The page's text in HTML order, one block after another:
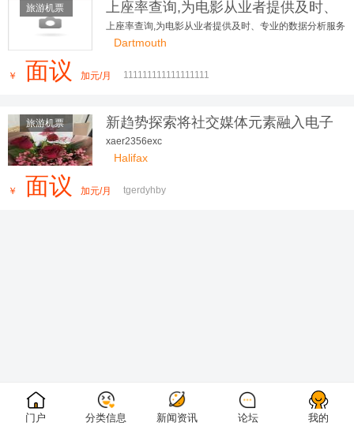
门户 分类信息 新闻资讯 论坛 我的
旅游机票
上座率查询,为电影从业者提供及时、
专业的数据分析服务
上座率查询,为电影从业者提供及时、专业的数据分析服务
Dartmouth
￥ 面议 加元/月 111111111111111111
旅游机票
新趋势探索将社交媒体元素融入电子
邮件营销
xaer2356exc
Halifax
￥ 面议 加元/月 tgerdyhby